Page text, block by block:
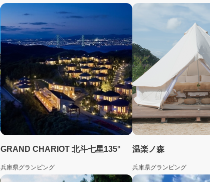
GRAND CHARIOT 北斗七星135°
兵庫県グランピング
温楽ノ森
兵庫県グランピング